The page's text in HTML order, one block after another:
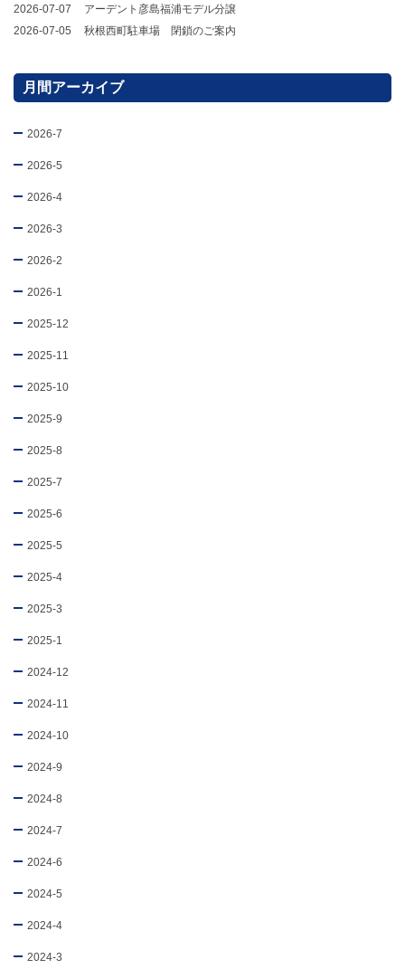
2026-07-07
アーデント彦島福浦モデル分譲
2026-07-05
秋根西町駐車場 閉鎖のご案内
月間アーカイブ
2026-7
2026-5
2026-4
2026-3
2026-2
2026-1
2025-12
2025-11
2025-10
2025-9
2025-8
2025-7
2025-6
2025-5
2025-4
2025-3
2025-1
2024-12
2024-11
2024-10
2024-9
2024-8
2024-7
2024-6
2024-5
2024-4
2024-3